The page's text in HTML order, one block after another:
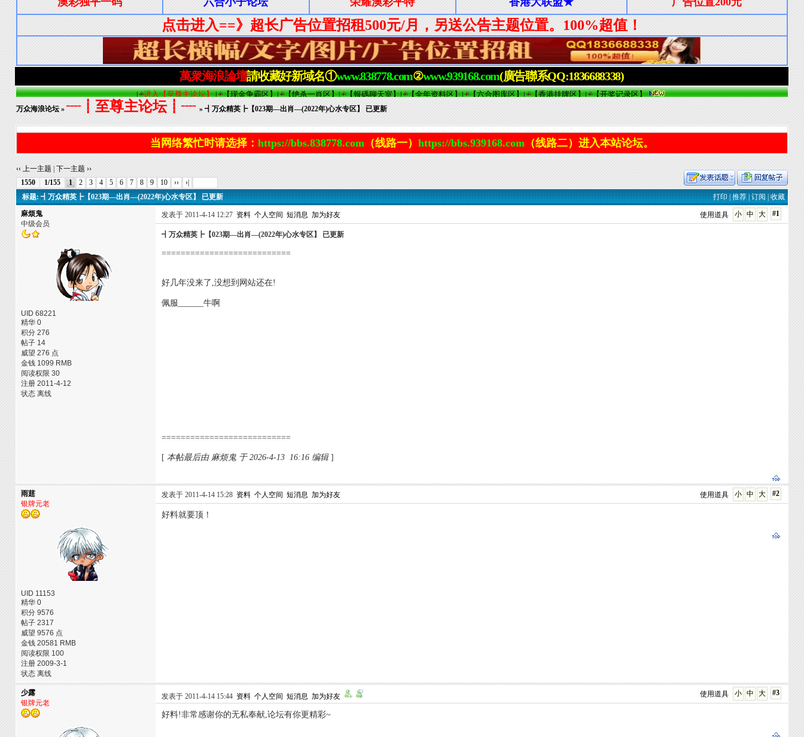
万众海浪论坛» ┈┋至尊主论坛┋┈ » ┫万众精英┣【023期—出肖—(2022年)心水专区】 已更新
当网络繁忙时请选择： https://bbs.838778.com（线路一） https://bbs.939168.com（线路二）进入本站论坛。
‹‹ 上一主题
下一主题 ››
1550
1/155 1 2 3 4 5 6 7 8 9 10 ››
›|
打印
推荐| 订阅 收藏
标题: ┫万众精英┣【023期—出肖—(2022年)心水专区】 已更新
麻烦鬼
中级会员
UID 68221
精华 0
积分 276
帖子 14
威望 276 点
金钱 1099 RMB
阅读权限 30
注册 2011-4-12
状态 离线
#1
大
中
小
使用道具
发表于 2011-4-14 12:27 资料 个人空间 短消息 加为好友
┫万众精英┣【023期—出肖—(2022年)心水专区】 已更新
===========================
好几年没来了,没想到网站还在!
佩服______牛啊
===========================
[ 本帖最后由 麻烦鬼 于 2026-4-13 16:16 编辑 ]
雨莛
银牌元老
UID 11153
精华 0
积分 9576
帖子 2317
威望 9576 点
金钱 20581 RMB
阅读权限 100
注册 2009-3-1
状态 离线
#2
大
中
小
使用道具
发表于 2011-4-14 15:28 资料 个人空间 短消息 加为好友
好料就要顶！
少露
银牌元老
#3
大
中
小
使用道具
发表于 2011-4-14 15:44 资料 个人空间 短消息 加为好友
好料!非常感谢你的无私奉献,论坛有你更精彩~